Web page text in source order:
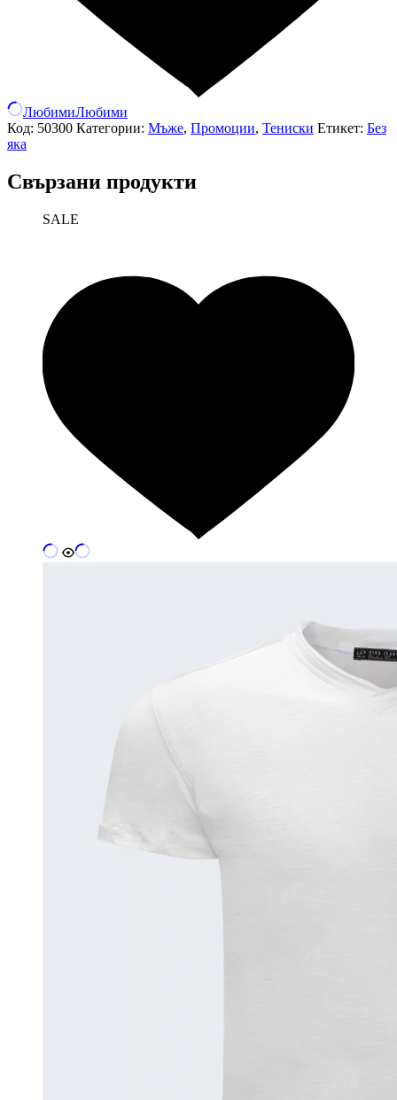
ЛюбимиЛюбими
Код: 50300 Категории: Мъже, Промоции, Тениски Етикет: Без
яка
Свързани продукти
SALE